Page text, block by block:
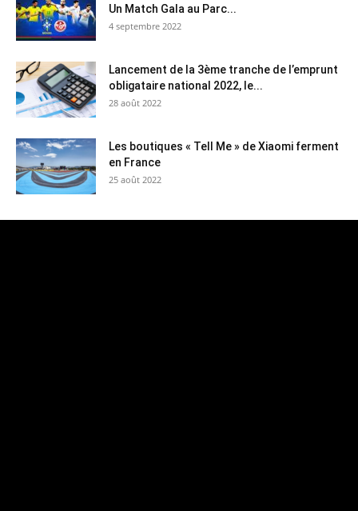
Un Match Gala au Parc...
4 septembre 2022
Lancement de la 3ème tranche de l’emprunt
obligataire national 2022, le...
28 août 2022
Les boutiques « Tell Me » de Xiaomi ferment
en France
25 août 2022